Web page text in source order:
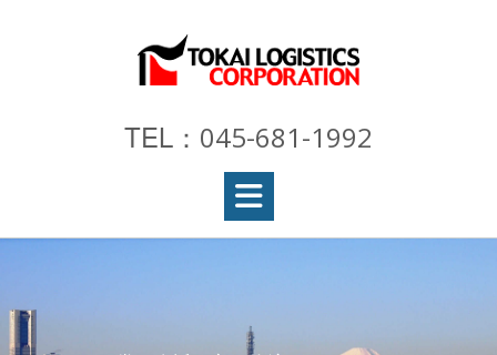
TEL： 045-681-1992